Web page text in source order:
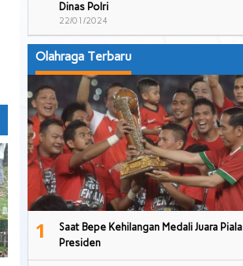
Dinas Polri
22/01/2024
Olahraga Terbaru
1
Saat Bepe Kehilangan Medali Juara Piala
Presiden